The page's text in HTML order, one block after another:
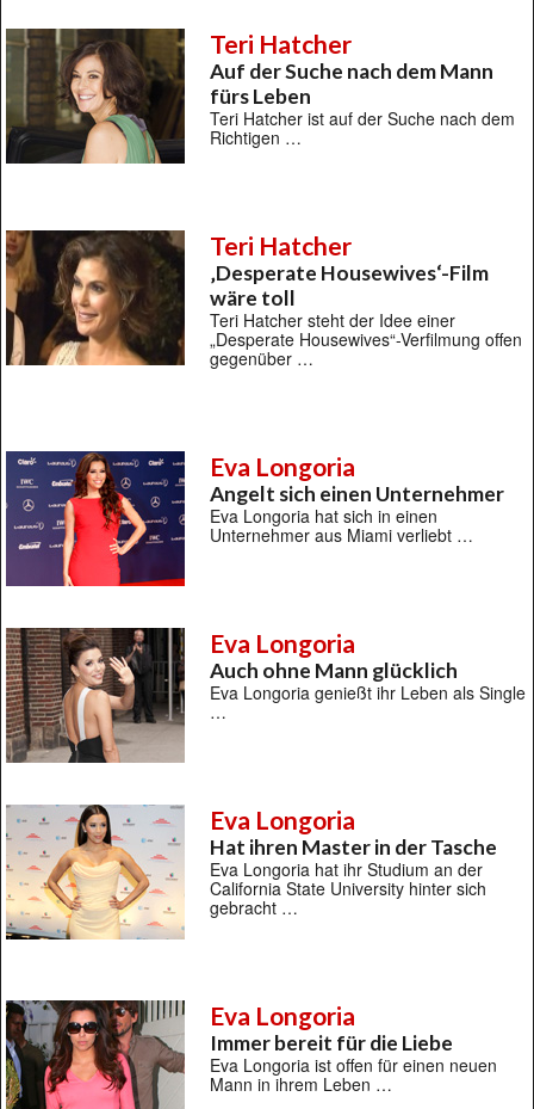
Teri Hatcher
Auf der Suche nach dem Mann
fürs Leben
Teri Hatcher ist auf der Suche nach dem
Richtigen …
Teri Hatcher
‚Desperate Housewives‘-Film
wäre toll
Teri Hatcher steht der Idee einer
„Desperate Housewives“-Verfilmung offen
gegenüber …
Eva Longoria
Angelt sich einen Unternehmer
Eva Longoria hat sich in einen
Unternehmer aus Miami verliebt …
Eva Longoria
Auch ohne Mann glücklich
Eva Longoria genießt ihr Leben als Single
…
Eva Longoria
Hat ihren Master in der Tasche
Eva Longoria hat ihr Studium an der
California State University hinter sich
gebracht …
Eva Longoria
Immer bereit für die Liebe
Eva Longoria ist offen für einen neuen
Mann in ihrem Leben …